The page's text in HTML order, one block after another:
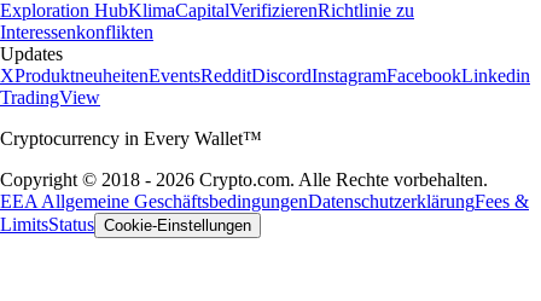
Exploration HubKlimaCapitalVerifizierenRichtlinie zu
Interessenkonflikten
Updates
XProduktneuheitenEventsRedditDiscordInstagramFacebookLinkedin
TradingView
Cryptocurrency in Every Wallet™
Copyright © 2018 - 2026 Crypto.com. Alle Rechte vorbehalten.
EEA Allgemeine GeschäftsbedingungenDatenschutzerklärungFees &
LimitsStatus Cookie-Einstellungen